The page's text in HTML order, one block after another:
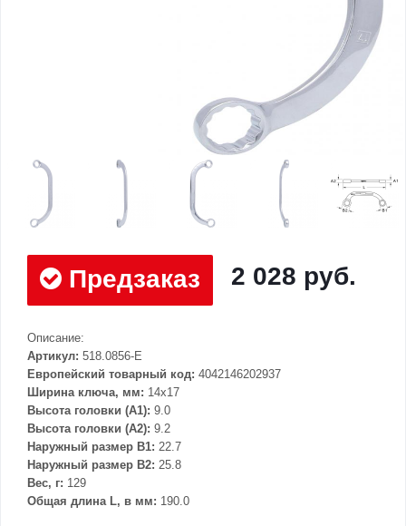
Предзаказ 2 028 руб.
Описание:
Артикул: 518.0856-E
Европейский товарный код: 4042146202937
Ширина ключа, мм: 14x17
Высота головки (А1): 9.0
Высота головки (А2): 9.2
Наружный размер В1: 22.7
Наружный размер В2: 25.8
Вес, г: 129
Общая длина L, в мм: 190.0